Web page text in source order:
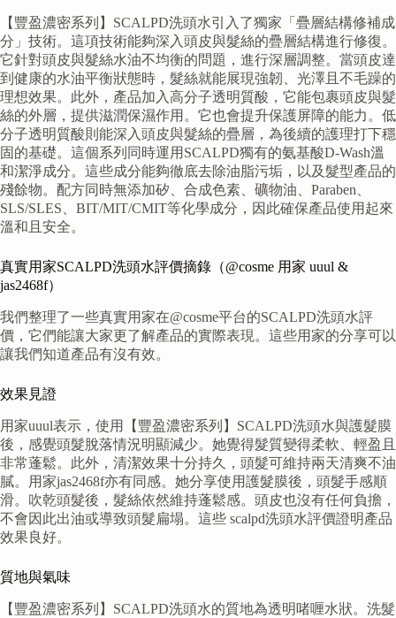
【豐盈濃密系列】SCALPD洗頭水引入了獨家「疊層結構修補成
分」技術。這項技術能夠深入頭皮與髮絲的疊層結構進行修復。
它針對頭皮與髮絲水油不均衡的問題，進行深層調整。當頭皮達
到健康的水油平衡狀態時，髮絲就能展現強韌、光澤且不毛躁的
理想效果。此外，產品加入高分子透明質酸，它能包裹頭皮與髮
絲的外層，提供滋潤保濕作用。它也會提升保護屏障的能力。低
分子透明質酸則能深入頭皮與髮絲的疊層，為後續的護理打下穩
固的基礎。這個系列同時運用SCALPD獨有的氨基酸D-Wash溫
和潔淨成分。這些成分能夠徹底去除油脂污垢，以及髮型產品的
殘餘物。配方同時無添加矽、合成色素、礦物油、Paraben、
SLS/SLES、BIT/MIT/CMIT等化學成分，因此確保產品使用起來
溫和且安全。
真實用家SCALPD洗頭水評價摘錄（@cosme 用家 uuul &
jas2468f）
我們整理了一些真實用家在@cosme平台的SCALPD洗頭水評
價，它們能讓大家更了解產品的實際表現。這些用家的分享可以
讓我們知道產品有沒有效。
效果見證
用家uuul表示，使用【豐盈濃密系列】SCALPD洗頭水與護髮膜
後，感覺頭髮脫落情況明顯減少。她覺得髮質變得柔軟、輕盈且
非常蓬鬆。此外，清潔效果十分持久，頭髮可維持兩天清爽不油
膩。用家jas2468f亦有同感。她分享使用護髮膜後，頭髮手感順
滑。吹乾頭髮後，髮絲依然維持蓬鬆感。頭皮也沒有任何負擔，
不會因此出油或導致頭髮扁塌。這些 scalpd洗頭水評價證明產品
效果良好。
質地與氣味
【豐盈濃密系列】SCALPD洗頭水的質地為透明啫喱水狀。洗髮